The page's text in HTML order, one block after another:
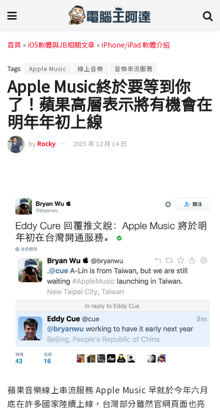
首頁 » iOS軟體與JB相關文章 » iPhone/iPad 軟體介紹
Tags: Apple Music 線上音樂 音樂串流服務
Apple Music終於要等到你
了！蘋果高層表示將有機會在
明年年初上線
byRocky 2015 年 12 月 14 日
蘋果音樂線上串流服務 Apple Music 早就於今年六月
底在許多國家陸續上線，台灣部分雖然官網頁面也亮